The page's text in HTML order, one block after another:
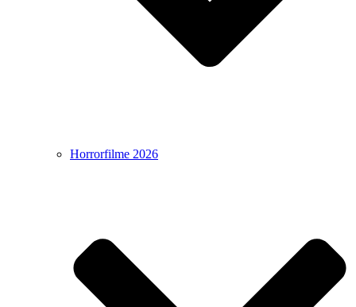
Horrorfilme 2026